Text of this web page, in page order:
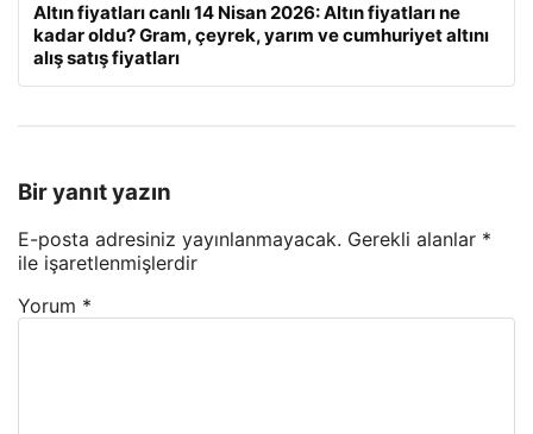
Altın fiyatları canlı 14 Nisan 2026: Altın fiyatları ne
kadar oldu? Gram, çeyrek, yarım ve cumhuriyet altını
alış satış fiyatları
Bir yanıt yazın
E-posta adresiniz yayınlanmayacak. Gerekli alanlar *
ile işaretlenmişlerdir
Yorum *